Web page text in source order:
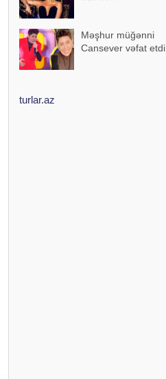
Məşhur müğənni
Cansever vəfat etdi
turlar.az